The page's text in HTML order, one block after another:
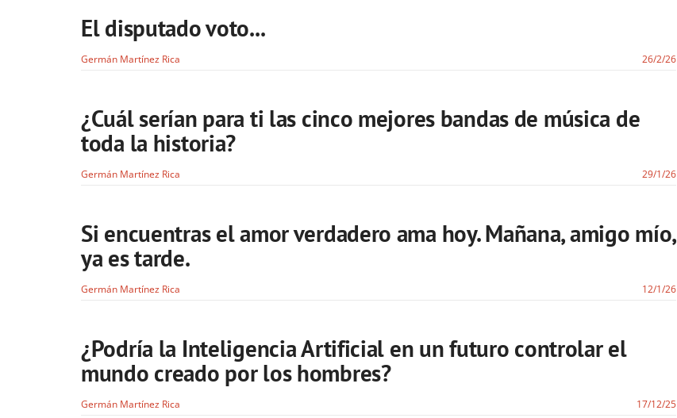
Germán Martínez Rica 26/2/26
El disputado voto...
Germán Martínez Rica 29/1/26
¿Cuál serían para ti las cinco mejores bandas de música de
toda la historia?
Germán Martínez Rica 12/1/26
Si encuentras el amor verdadero ama hoy. Mañana, amigo mío,
ya es tarde.
Germán Martínez Rica 17/12/25
¿Podría la Inteligencia Artificial en un futuro controlar el
mundo creado por los hombres?